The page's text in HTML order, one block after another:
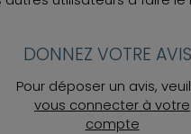
DONNEZ VOTRE
Pour déposer un avis,
vous connecter à votre
compte